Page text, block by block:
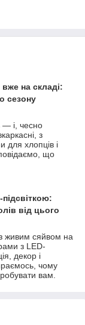
на складі:
сезону
— і, чесно
з
для хлопців і
що
від цього
живим сяйвом на
з LED-
декор і
чому
вам.